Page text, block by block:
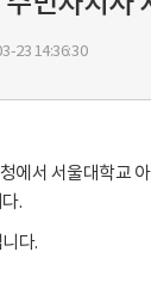
23 14:36:30
에서 서울대학교
.
다.